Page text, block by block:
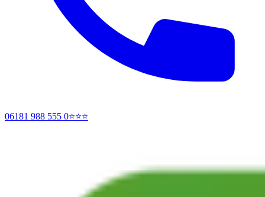
06181 988 555 0⭐⭐⭐